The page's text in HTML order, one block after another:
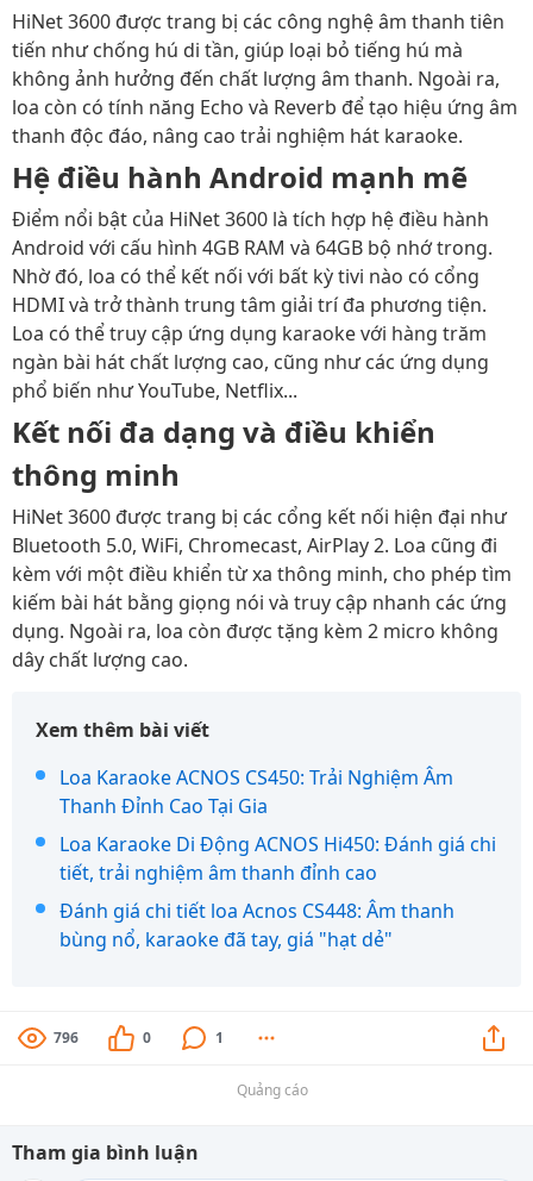
HiNet 3600 được trang bị các công nghệ âm thanh tiên
tiến như chống hú di tần, giúp loại bỏ tiếng hú mà
không ảnh hưởng đến chất lượng âm thanh. Ngoài ra,
loa còn có tính năng Echo và Reverb để tạo hiệu ứng âm
thanh độc đáo, nâng cao trải nghiệm hát karaoke.
Hệ điều hành Android mạnh mẽ
Điểm nổi bật của HiNet 3600 là tích hợp hệ điều hành
Android với cấu hình 4GB RAM và 64GB bộ nhớ trong.
Nhờ đó, loa có thể kết nối với bất kỳ tivi nào có cổng
HDMI và trở thành trung tâm giải trí đa phương tiện.
Loa có thể truy cập ứng dụng karaoke với hàng trăm
ngàn bài hát chất lượng cao, cũng như các ứng dụng
phổ biến như YouTube, Netflix...
Kết nối đa dạng và điều khiển
thông minh
HiNet 3600 được trang bị các cổng kết nối hiện đại như
Bluetooth 5.0, WiFi, Chromecast, AirPlay 2. Loa cũng đi
kèm với một điều khiển từ xa thông minh, cho phép tìm
kiếm bài hát bằng giọng nói và truy cập nhanh các ứng
dụng. Ngoài ra, loa còn được tặng kèm 2 micro không
dây chất lượng cao.
Xem thêm bài viết
Loa Karaoke ACNOS CS450: Trải Nghiệm Âm
Thanh Đỉnh Cao Tại Gia
Loa Karaoke Di Động ACNOS Hi450: Đánh giá chi
tiết, trải nghiệm âm thanh đỉnh cao
Đánh giá chi tiết loa Acnos CS448: Âm thanh
bùng nổ, karaoke đã tay, giá "hạt dẻ"
796 0 1
Quảng cáo
Tham gia bình luận